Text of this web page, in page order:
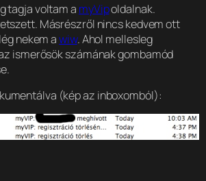
tagja voltam a myVipoldalnak.
Másrészről nincs kedvem ott
nekem awiw. Ahol mellesleg
ismerősök számának gombamód
(kép az inboxomból):